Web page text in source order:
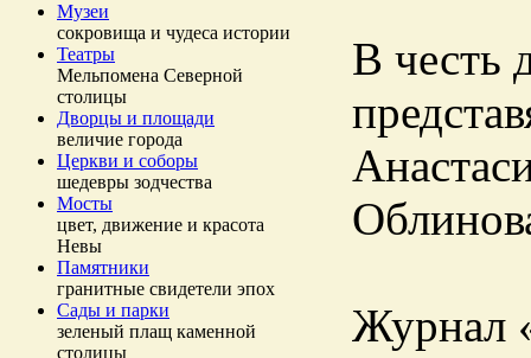
Музеи
сокровища и чудеса истории
Театры
Мельпомена Северной
столицы
Дворцы и площади
величие города
Церкви и соборы
шедевры зодчества
Мосты
цвет, движение и красота
Невы
Памятники
гранитные свидетели эпох
Сады и парки
зеленый плащ каменной
столицы
В честь
Журнал